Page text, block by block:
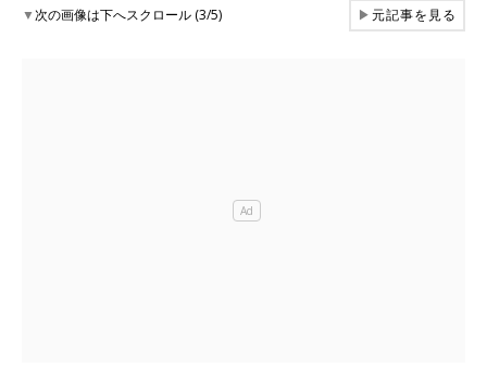
▼次の画像は下へスクロール (3/5) ▶元記事を見る